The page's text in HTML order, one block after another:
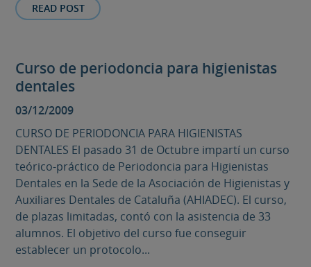
READ POST
Curso de periodoncia para higienistas
dentales
03/12/2009
CURSO DE PERIODONCIA PARA HIGIENISTAS
DENTALES El pasado 31 de Octubre impartí un curso
teórico-práctico de Periodoncia para Higienistas
Dentales en la Sede de la Asociación de Higienistas y
Auxiliares Dentales de Cataluña (AHIADEC). El curso,
de plazas limitadas, contó con la asistencia de 33
alumnos. El objetivo del curso fue conseguir
establecer un protocolo...